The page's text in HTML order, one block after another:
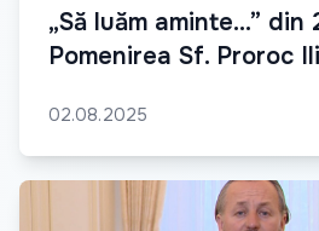
„Să luăm aminte...”
Pomenirea Sf. Proroc
02.08.2025